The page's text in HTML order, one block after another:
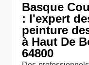
Basque
: l'expert
peinture
à Haut De
64800